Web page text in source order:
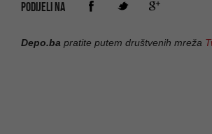
PODIJELI NA
Depo.ba pratite putem društvenih mreža